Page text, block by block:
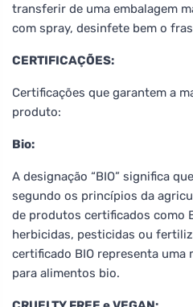
transferir de uma embalagem
com spray, desinfete bem o
CERTIFICAÇÕES:
Certificações que garantem a
produto:
Bio:
A designação “BIO” significa
segundo os princípios da
de produtos certificados como
herbicidas, pesticidas ou
certificado BIO representa uma
para alimentos bio.